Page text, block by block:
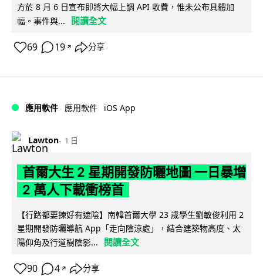
方於 8 月 6 日宣布即將大幅上調 API 收費，惟未公布具體加
幅。事件與...
閱讀全文
69 19 ↗ 分享
應用軟件 應用軟件 iOS App
Lawton 1 日
首爾大生 2 星期開發防曬地圖 一日暴增
2 萬人下載衝榜首
【行路都要揀好有遮陰】南韓首爾大學 23 歲學生劉敏俊利用 2
星期開發防曬導航 App「走向陰涼處」，結合建築物高度、太
陽仰角及行道樹陰影...
閱讀全文
90 4 ↗ 分享